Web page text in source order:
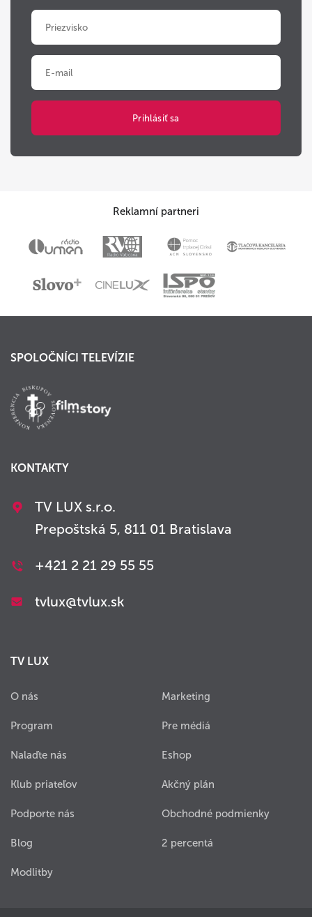
Reklamní partneri
SPOLOČNÍCI TELEVÍZIE
KONTAKTY
TV LUX s.r.o.
Prepoštská 5, 811 01 Bratislava
+421 2 21 29 55 55
tvlux@tvlux.sk
TV LUX
O nás
Program
Nalaďte nás
Klub priateľov
Podporte nás
Blog
Modlitby
Marketing
Pre médiá
Eshop
Akčný plán
Obchodné podmienky
2 percentá